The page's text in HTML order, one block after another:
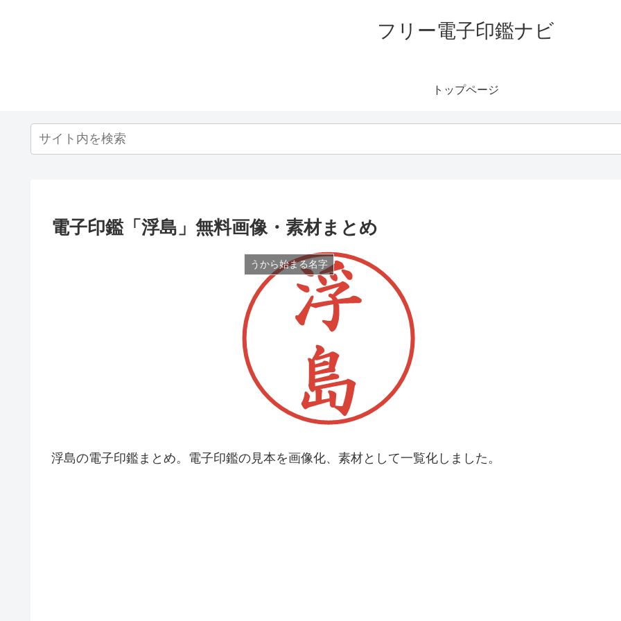
フリー電子印鑑ナビ
トップページ
電子印鑑「浮島」無料画像・素材まとめ
うから始まる名字
浮島の電子印鑑まとめ。電子印鑑の見本を画像化、素材として一覧化しました。